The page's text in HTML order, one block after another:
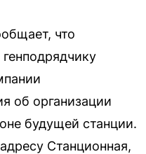
что
об организации
будущей станции.
Станционная,